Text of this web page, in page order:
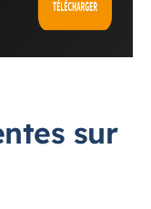
sur